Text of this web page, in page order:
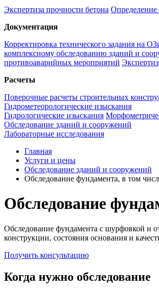
Экспертиза прочности бетона Определение
Документация
Корректировка технического задания на
комплексному обследованию зданий и
противоаварийных мероприятий
Расчеты
Поверочные расчеты строительных
Гидрометеорологические изыскания
Гидрологические изыскания
Обследование зданий и сооружений
Лабораторные исследования
Главная
Услуги и цены
Обследование зданий и сооружений
Обследование фундамента, в том
Обследование
Обследование фундамента с шурфовкой и
конструкции, состояния основания и
Получить консультацию
Когда нужно обследование